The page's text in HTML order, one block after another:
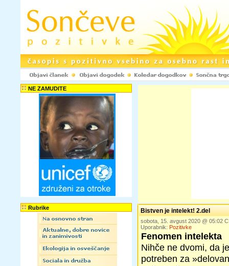
NE ZAMUDITE
Rubrike Bistven je intelekt! 2.del
sobota, 15. avgust 2020 @ 05:02
Uporabnik: Pozitivke
Fenomen intelekta
Nihče ne dvomi, da
potreben za